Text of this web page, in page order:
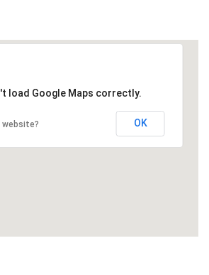
load Google Maps correctly.
website? OK